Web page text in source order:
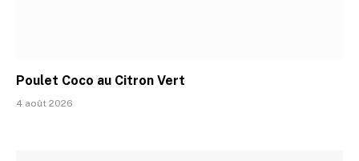
Poulet Coco au Citron Vert
4 août 2026